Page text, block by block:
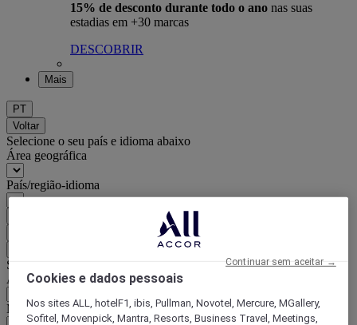
15% de desconto durante todo o ano nas suas
estadias em +30 marcas
DESCOBRIR
Mais
PT
Voltar
Selecione o seu país e idioma abaixo
Área geográfica
País/região-idioma
Selecione a moeda abaixo
Área geográfica
Moeda
Cookies e dados pessoais
Nos sites ALL, hotelF1, ibis, Pullman, Novotel, Mercure, MGallery,
Sofitel, Movenpick, Mantra, Resorts, Business Travel, Meetings,
Continuar sem aceitar →